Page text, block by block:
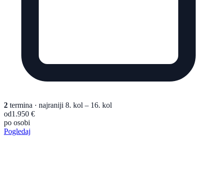
2 termina · najraniji 8. kol – 16. kol
od1.950 €
po osobi
Pogledaj